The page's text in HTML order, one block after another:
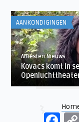
AANKONDIGINGEN
Artiesten Nieuws
Kovacs komt in